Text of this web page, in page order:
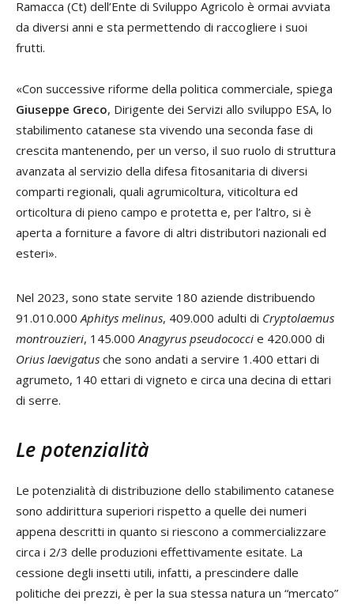
Ramacca (Ct) dell’Ente di Sviluppo Agricolo è ormai avviata
da diversi anni e sta permettendo di raccogliere i suoi
frutti.
«Con successive riforme della politica commerciale, spiega
Giuseppe Greco, Dirigente dei Servizi allo sviluppo ESA, lo
stabilimento catanese sta vivendo una seconda fase di
crescita mantenendo, per un verso, il suo ruolo di struttura
avanzata al servizio della difesa fitosanitaria di diversi
comparti regionali, quali agrumicoltura, viticoltura ed
orticoltura di pieno campo e protetta e, per l’altro, si è
aperta a forniture a favore di altri distributori nazionali ed
esteri».
Nel 2023, sono state servite 180 aziende distribuendo
91.010.000 Aphitys melinus, 409.000 adulti di Cryptolaemus
montrouzieri, 145.000 Anagyrus pseudococci e 420.000 di
Orius laevigatus che sono andati a servire 1.400 ettari di
agrumeto, 140 ettari di vigneto e circa una decina di ettari
di serre.
Le potenzialità
Le potenzialità di distribuzione dello stabilimento catanese
sono addirittura superiori rispetto a quelle dei numeri
appena descritti in quanto si riescono a commercializzare
circa i 2/3 delle produzioni effettivamente esitate. La
cessione degli insetti utili, infatti, a prescindere dalle
politiche dei prezzi, è per la sua stessa natura un “mercato”